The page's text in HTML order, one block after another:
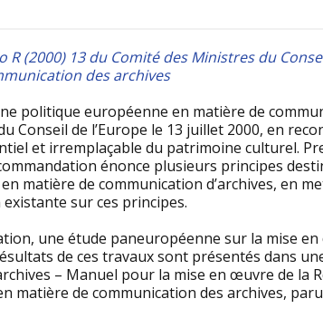
(2000) 13 du Comité des Ministres du
des archives
politique européenne en matière de
Conseil de l’Europe le 13 juillet 2000, en
et irremplaçable du patrimoine culturel.
énonce plusieurs principes
matière de communication d’archives, en
sur ces principes.
une étude paneuropéenne sur la mise
de ces travaux sont présentés dans
– Manuel pour la mise en œuvre de la
matière de communication des archives,